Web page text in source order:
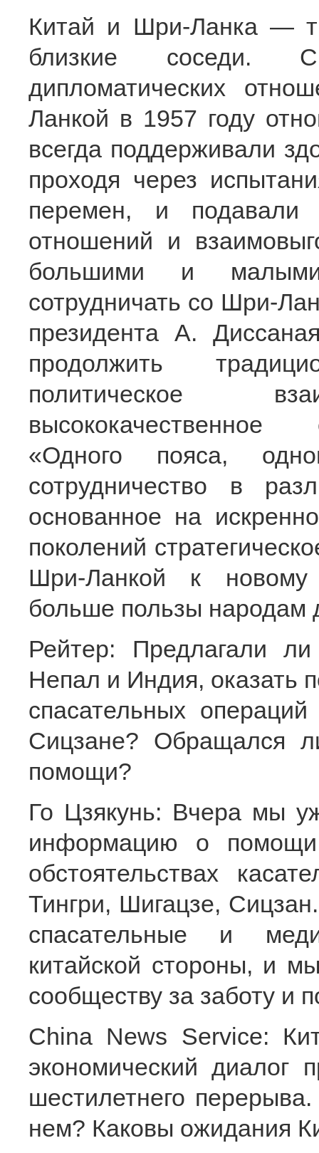
Китай и Шри-Ланка —
близкие соседи.
дипломатических
Ланкой в 1957 году
всегда поддерживали
проходя через
перемен, и подавали
отношений и
большими и
сотрудничать со Шри-
президента А.
продолжить
политическое
высококачественное
«Одного пояса,
сотрудничество в
основанное на
поколений
Шри-Ланкой к новому
больше пользы народам
Рейтер: Предлагали
Непал и Индия, оказать
спасательных
Сицзане? Обращался
помощи?
Го Цзякунь: Вчера мы
информацию о помощи
обстоятельствах
Тингри, Шигацзе,
спасательные и
китайской стороны, и
сообществу за заботу и
China News Service:
экономический диалог
шестилетнего
нем? Каковы ожидания